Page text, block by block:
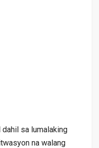
dahil sa lumalaking
na walang